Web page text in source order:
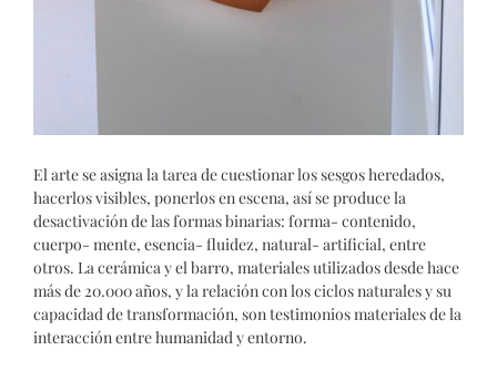
El arte se asigna la tarea de cuestionar los sesgos heredados,
hacerlos visibles, ponerlos en escena, así se produce la
desactivación de las formas binarias: forma- contenido,
cuerpo- mente, esencia- fluidez, natural- artificial, entre
otros. La cerámica y el barro, materiales utilizados desde hace
más de 20.000 años, y la relación con los ciclos naturales y su
capacidad de transformación, son testimonios materiales de la
interacción entre humanidad y entorno.